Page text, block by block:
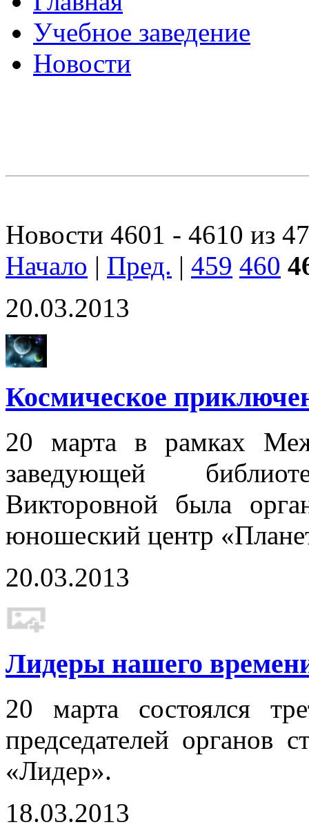
Учебное заведение
Новости
Новости 4601 - 4610 из
Начало | Пред. | 459 460
20.03.2013
Космическое
20 марта в рамках
заведующей
Викторовной была
юношеский центр
20.03.2013
Лидеры нашего
20 марта состоялся
председателей органов
«Лидер».
18.03.2013